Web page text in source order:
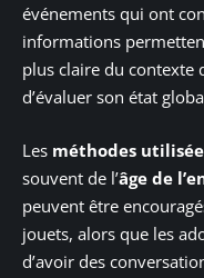
événements qui ont
informations
plus claire du contexte
d’évaluer son état
Les méthodes
souvent de l’âge de
peuvent être
jouets, alors que les
d’avoir des